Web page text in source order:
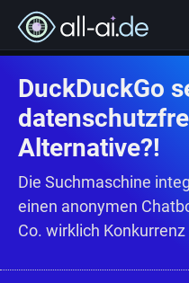
DuckDuckGo
Alternative?!
Die Suchmaschine
einen anonymen
Co. wirklich